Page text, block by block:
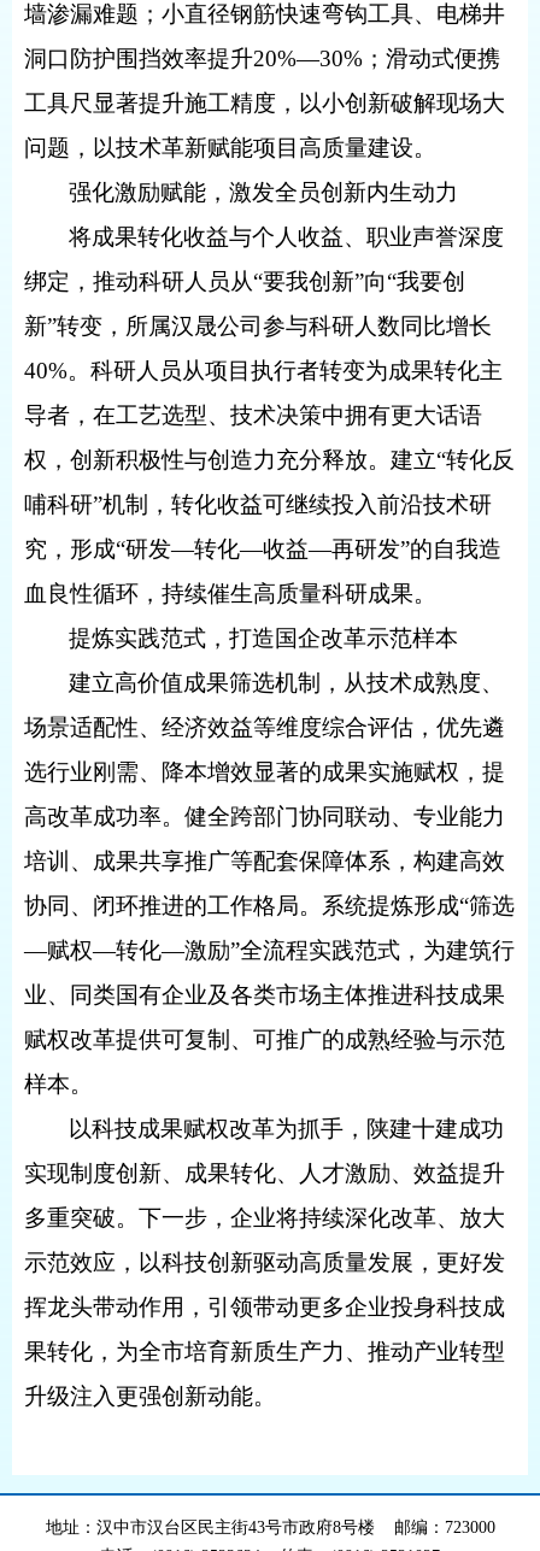
墙渗漏难题；小直径钢筋快速弯钩工具、电梯井
洞口防护围挡效率提升20%—30% ；滑动式便携
工具尺显著提升施工精度，以小创新破解现场大
问题，以技术革新赋能项目高质量建设。
强化激励赋能，激发全员创新内生动力
将成果转化收益与个人收益、职业声誉深度
绑定，推动科研人员从“要我创新”向“我要创
新”转变，所属汉晟公司参与科研人数同比增长
40%。科研人员从项目执行者转变为成果转化主
导者，在工艺选型、技术决策中拥有更大话语
权，创新积极性与创造力充分释放。建立“转化反
哺科研”机制，转化收益可继续投入前沿技术研
究，形成“研发—转化—收益—再研发”的自我造
血良性循环，持续催生高质量科研成果。
提炼实践范式，打造国企改革示范样本
建立高价值成果筛选机制，从技术成熟度、
场景适配性、经济效益等维度综合评估，优先遴
选行业刚需、降本增效显著的成果实施赋权，提
高改革成功率。健全跨部门协同联动、专业能力
培训、成果共享推广等配套保障体系，构建高效
协同、闭环推进的工作格局。系统提炼形成“筛选
—赋权—转化—激励”全流程实践范式，为建筑行
业、同类国有企业及各类市场主体推进科技成果
赋权改革提供可复制、可推广的成熟经验与示范
样本。
以科技成果赋权改革为抓手，陕建十建成功
实现制度创新、成果转化、人才激励、效益提升
多重突破。下一步，企业将持续深化改革、放大
示范效应，以科技创新驱动高质量发展，更好发
挥龙头带动作用，引领带动更多企业投身科技成
果转化，为全市培育新质生产力、推动产业转型
升级注入更强创新动能。
地址：汉中市汉台区民主街43号市政府8号楼 邮编：723000